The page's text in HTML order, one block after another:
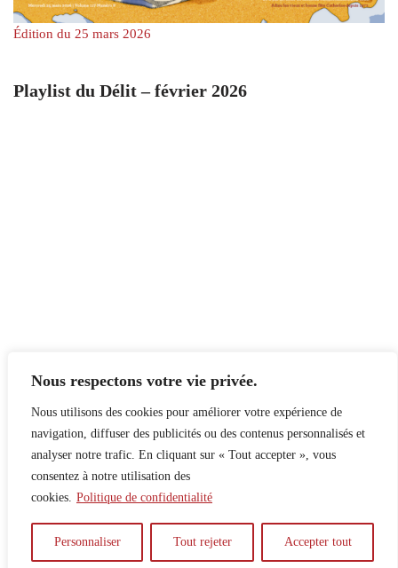
Nous respectons votre vie privée.
Nous utilisons des cookies pour améliorer votre expérience de
navigation, diffuser des publicités ou des contenus personnalisés et
analyser notre trafic. En cliquant sur « Tout accepter », vous
consentez à notre utilisation des
cookies. Politique de confidentialité
Personnaliser Tout rejeter Accepter tout
Édition du 25 mars 2026
Playlist du Délit – février 2026